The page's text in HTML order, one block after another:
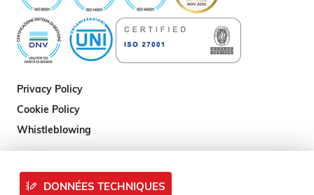
DONNÉES TECHNIQUES
Privacy Policy
Cookie Policy
Whistleblowing